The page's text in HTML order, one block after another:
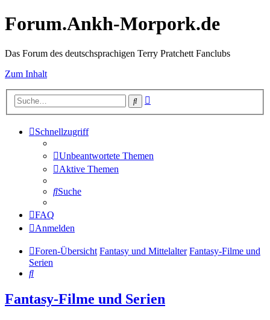
Forum.Ankh-Morpork.de
Das Forum des deutschsprachigen Terry Pratchett Fanclubs
Zum Inhalt
Suche
Schnellzugriff
Unbeantwortete Themen
Aktive Themen
Suche
FAQ
Anmelden
Foren-Übersicht Fantasy und Mittelalter Fantasy-Filme und
Serien
Suche
Fantasy-Filme und Serien